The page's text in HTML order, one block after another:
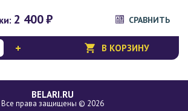
2 400₽ СРАВНИТЬ
В КОРЗИНУ
BELARI.RU
Все права защищены © 2026